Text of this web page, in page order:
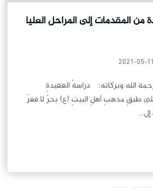
من المقدمات إلى المراحل العليا
الله وبركاته: دراسةُ العقيدةِ
طبقِ مذهبِ أهلِ البيتِ (ع) بحرٌ لا قعرَ
إل...